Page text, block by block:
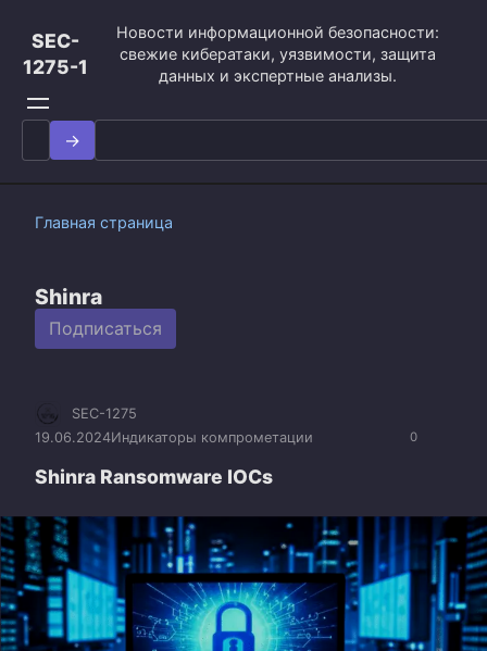
контенту
SEC-
1275-1
Новости информационной безопасности:
свежие кибератаки, уязвимости, защита
данных и экспертные анализы.
Search
for:
Главная страница
Shinra
Подписаться
0
SEC-1275
19.06.2024Индикаторы компрометации
Shinra Ransomware IOCs